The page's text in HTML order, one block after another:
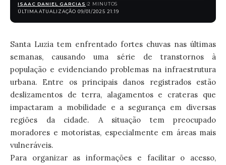
ÚLTIMA ATUALIZAÇÃO 09/01/2025 21:19
ISAAC DANIEL GARCIAS 2 MINUTOS
Santa Luzia tem enfrentado fortes chuvas nas últimas
semanas, causando uma série de transtornos à
população e evidenciando problemas na infraestrutura
urbana. Entre os principais danos registrados estão
deslizamentos de terra, alagamentos e crateras que
impactaram a mobilidade e a segurança em diversas
regiões da cidade. A situação tem preocupado
moradores e motoristas, especialmente em áreas mais
vulneráveis.
Para organizar as informações e facilitar o acesso,